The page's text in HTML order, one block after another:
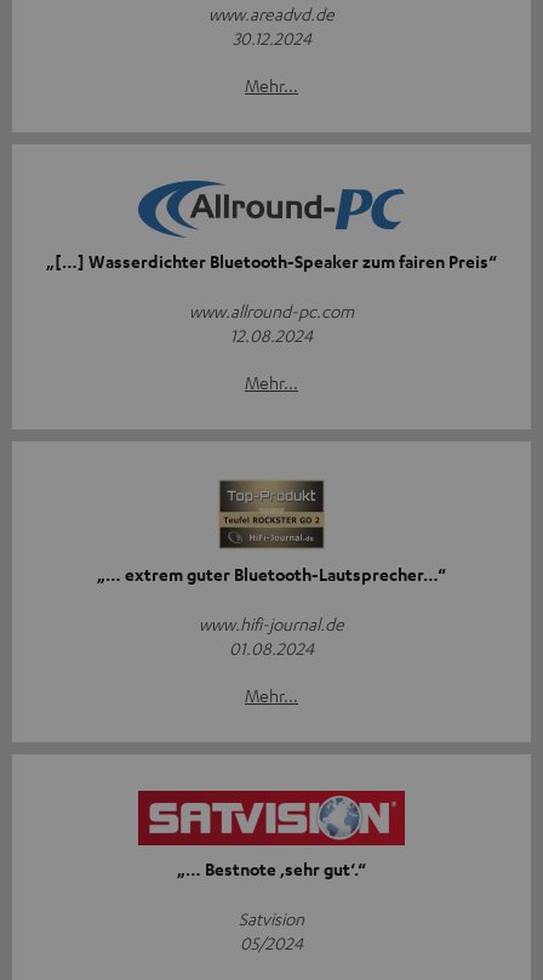
www.areadvd.de
30.12.2024
Mehr...
„[…] Wasserdichter Bluetooth-Speaker zum fairen Preis“
www.allround-pc.com
12.08.2024
Mehr...
„… extrem guter Bluetooth-Lautsprecher…“
www.hifi-journal.de
01.08.2024
Mehr...
„… Bestnote ‚sehr gut‘.“
Satvision
05/2024